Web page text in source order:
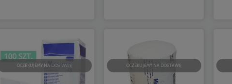
OCZEKUJEMY NA DOSTAWĘ OCZEKUJEMY NA DOSTAWĘ